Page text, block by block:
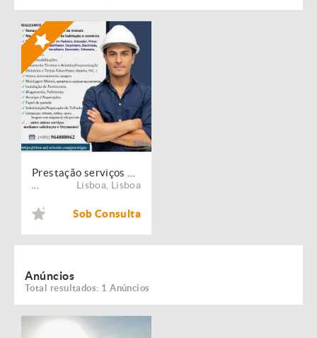
Lisboa Lisboa
Sob Consulta
Anúncios
Total resultados: 1 Anúncios